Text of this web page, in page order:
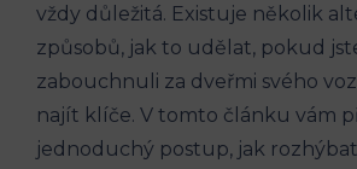
vždy důležitá. Existuje několik
způsobů, jak to udělat, pokud
zabouchnuli za dveřmi svého
najít klíče. V tomto článku vám
jednoduchý postup, jak